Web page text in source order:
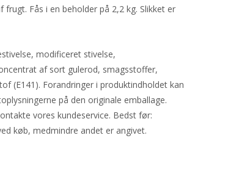
Fås i en beholder på 2,2 kg. Slikket er
modificeret stivelse,
af sort gulerod, smagsstoffer,
(E141). Forandringer i produktindholdet kan
på den originale emballage.
vores kundeservice. Bedst før:
køb, medmindre andet er angivet.